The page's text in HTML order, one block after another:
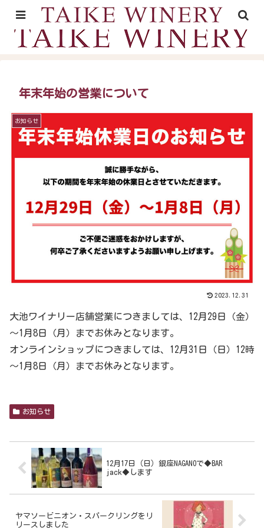
山形村の里山時間が育むワイン
年末年始の営業について
お知らせ
2023.12.31
大池ワイナリー店舗営業につきましては、12月29日（金）
～1月8日（月）までお休みとなります。
オンラインショップにつきましては、12月31日（日）12時
～1月8日（月）までお休みとなります。
お知らせ
12月17日（日）銀座NAGANOで◆BAR
jack◆します
ヤマソービニオン・スパークリングをリ
リースしました